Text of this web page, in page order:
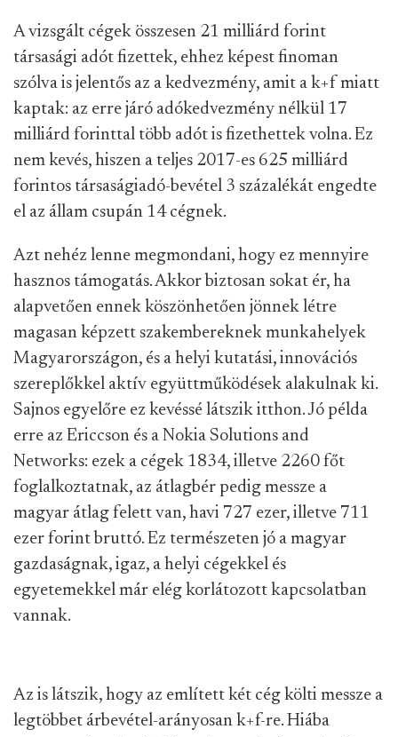
A vizsgált cégek összesen 21 milliárd forint
társasági adót fizettek, ehhez képest finoman
szólva is jelentős az a kedvezmény, amit a k+f miatt
kaptak: az erre járó adókedvezmény nélkül 17
milliárd forinttal több adót is fizethettek volna. Ez
nem kevés, hiszen a teljes 2017-es 625 milliárd
forintos társaságiadó-bevétel 3 százalékát engedte
el az állam csupán 14 cégnek.
Azt nehéz lenne megmondani, hogy ez mennyire
hasznos támogatás. Akkor biztosan sokat ér, ha
alapvetően ennek köszönhetően jönnek létre
magasan képzett szakembereknek munkahelyek
Magyarországon, és a helyi kutatási, innovációs
szereplőkkel aktív együttműködések alakulnak ki.
Sajnos egyelőre ez kevéssé látszik itthon. Jó példa
erre az Ericcson és a Nokia Solutions and
Networks: ezek a cégek 1834, illetve 2260 főt
foglalkoztatnak, az átlagbér pedig messze a
magyar átlag felett van, havi 727 ezer, illetve 711
ezer forint bruttó. Ez természeten jó a magyar
gazdaságnak, igaz, a helyi cégekkel és
egyetemekkel már elég korlátozott kapcsolatban
vannak.
Az is látszik, hogy az említett két cég költi messze a
legtöbbet árbevétel-arányosan k+f-re. Hiába